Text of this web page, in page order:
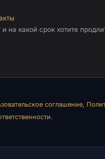
на какой срок хотите
соглашение,
.